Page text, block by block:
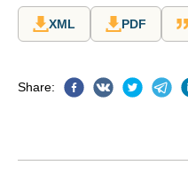
XML PDF
Share: